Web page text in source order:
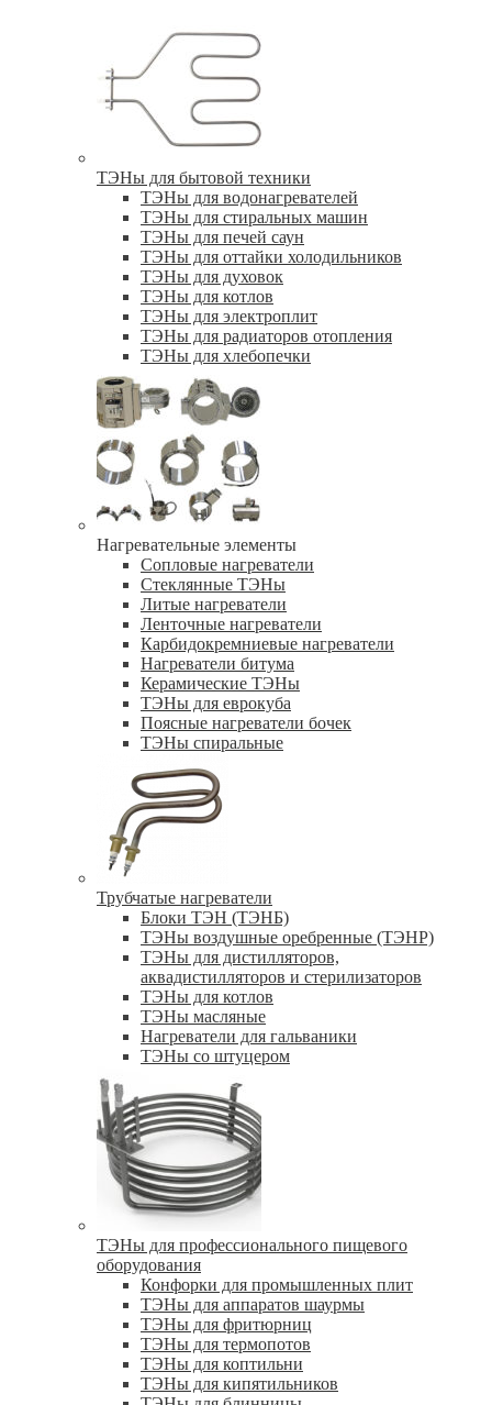
ТЭНы для бытовой техники
ТЭНы для водонагревателей
ТЭНы для стиральных машин
ТЭНы для печей саун
ТЭНы для оттайки холодильников
ТЭНы для духовок
ТЭНы для котлов
ТЭНы для электроплит
ТЭНы для радиаторов отопления
ТЭНы для хлебопечки
Нагревательные элементы
Сопловые нагреватели
Стеклянные ТЭНы
Литые нагреватели
Ленточные нагреватели
Карбидокремниевые нагреватели
Нагреватели битума
Керамические ТЭНы
ТЭНы для еврокуба
Поясные нагреватели бочек
ТЭНы спиральные
Трубчатые нагреватели
Блоки ТЭН (ТЭНБ)
ТЭНы воздушные оребренные (ТЭНР)
ТЭНы для дистилляторов,
аквадистилляторов и стерилизаторов
ТЭНы для котлов
ТЭНы масляные
Нагреватели для гальваники
ТЭНы со штуцером
ТЭНы для профессионального пищевого
оборудования
Конфорки для промышленных плит
ТЭНы для аппаратов шаурмы
ТЭНы для фритюрниц
ТЭНы для термопотов
ТЭНы для коптильни
ТЭНы для кипятильников